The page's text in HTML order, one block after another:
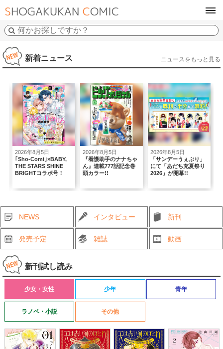
新着ニュース ニュースをもっと見る
2026年8月5日
｢Sho-Comi｣×BABY,
THE STARS SHINE
BRIGHTコラボ号！
2026年8月5日
『看護助手のナナちゃ
ん』連載777話記念巻
頭カラー!!
2026年8月5日
「サンデーうぇぶり」
にて「あだち充夏祭り
2026」が開幕!!
NEWS インタビュー 新刊
発売予定 雑誌 動画
新刊試し読み
少女・女性 少年 青年
ラノベ・小説 その他